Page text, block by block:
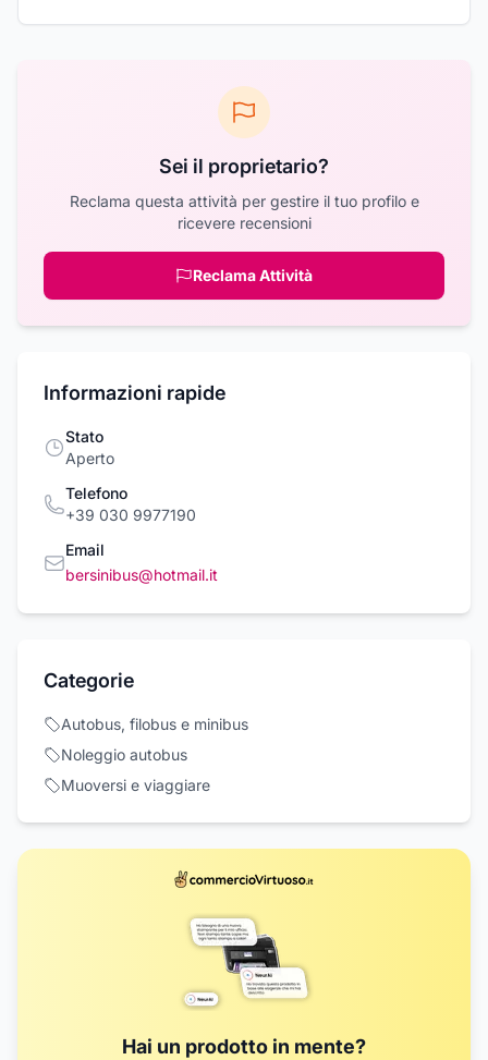
Sei il proprietario?
Reclama questa attività per gestire il tuo profilo e
ricevere recensioni
Reclama Attività
Informazioni rapide
Stato
Aperto
Telefono
+39 030 9977190
Email
bersinibus@hotmail.it
Categorie
Autobus, filobus e minibus
Noleggio autobus
Muoversi e viaggiare
Hai un prodotto in mente?